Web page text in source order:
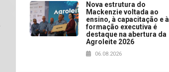
Nova estrutura do
Mackenzie voltada ao
ensino, à capacitação e à
formação executiva é
destaque na abertura da
Agroleite 2026
06.08.2026